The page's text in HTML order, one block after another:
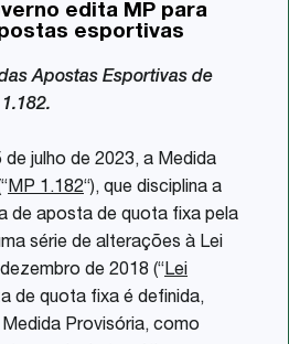
Share
edita MP para
esportivas
Apostas Esportivas de
de julho de 2023, a Medida
MP 1.182“), que disciplina a
de aposta de quota fixa pela
série de alterações à Lei
de 2018 (“Lei
de quota fixa é definida,
Provisória, como